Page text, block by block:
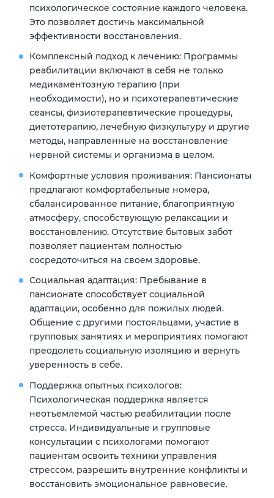
психологическое состояние каждого человека.
Это позволяет достичь максимальной
эффективности восстановления.
Комплексный подход к лечению:Программы
реабилитации включают в себя не только
медикаментозную терапию (при
необходимости), но и психотерапевтические
сеансы, физиотерапевтические процедуры,
диетотерапию, лечебную физкультуру и другие
методы, направленные на восстановление
нервной системы и организма в целом.
Комфортные условия проживания:Пансионаты
предлагают комфортабельные номера,
сбалансированное питание, благоприятную
атмосферу, способствующую релаксации и
восстановлению. Отсутствие бытовых забот
позволяет пациентам полностью
сосредоточиться на своем здоровье.
Социальная адаптация:Пребывание в
пансионате способствует социальной
адаптации, особенно для пожилых людей.
Общение с другими постояльцами, участие в
групповых занятиях и мероприятиях помогают
преодолеть социальную изоляцию и вернуть
уверенность в себе.
Поддержка опытных психологов:
Психологическая поддержка является
неотъемлемой частью реабилитации после
стресса. Индивидуальные и групповые
консультации с психологами помогают
пациентам освоить техники управления
стрессом, разрешить внутренние конфликты и
восстановить эмоциональное равновесие.